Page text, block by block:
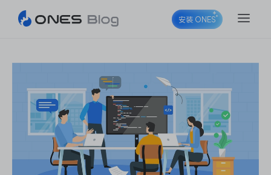
ONES Project
ONES Wiki
安装 ONES